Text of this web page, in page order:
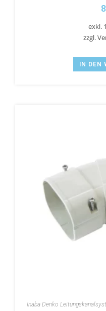
exkl.
zzgl.
IN DEN
Inaba Denko